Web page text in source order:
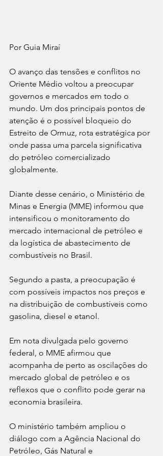
Por Guia Miraí
O avanço das tensões e conflitos no
Oriente Médio voltou a preocupar
governos e mercados em todo o
mundo. Um dos principais pontos de
atenção é o possível bloqueio do
Estreito de Ormuz, rota estratégica por
onde passa uma parcela significativa
do petróleo comercializado
globalmente.
Diante desse cenário, o Ministério de
Minas e Energia (MME) informou que
intensificou o monitoramento do
mercado internacional de petróleo e
da logística de abastecimento de
combustíveis no Brasil.
Segundo a pasta, a preocupação é
com possíveis impactos nos preços e
na distribuição de combustíveis como
gasolina, diesel e etanol.
Em nota divulgada pelo governo
federal, o MME afirmou que
acompanha de perto as oscilações do
mercado global de petróleo e os
reflexos que o conflito pode gerar na
economia brasileira.
O ministério também ampliou o
diálogo com a Agência Nacional do
Petróleo, Gás Natural e